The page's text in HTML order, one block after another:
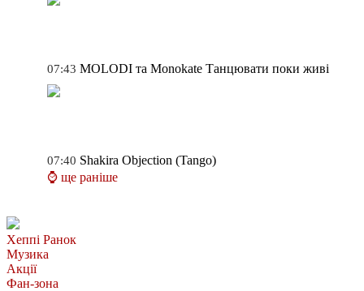
07:43 MOLODI та Monokate Танцювати поки живі
07:40 Shakira Objection (Tango)
⌚ ще раніше
Хеппі Ранок
Музика
Акції
Фан-зона